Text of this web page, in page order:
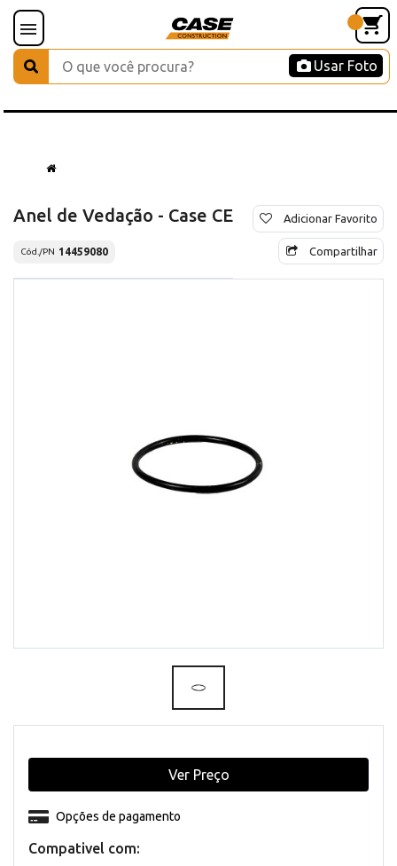
Usar Foto
Anel de Vedação - Case CE
Cód./PN 14459080
Adicionar Favorito
Compartilhar
Compativel com:
Opções de pagamento
Ver Preço